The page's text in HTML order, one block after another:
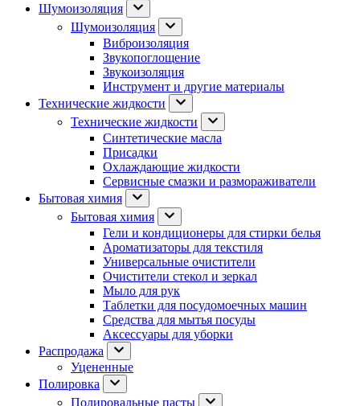
Шумоизоляция
Шумоизоляция
Виброизоляция
Звукопоглощение
Звукоизоляция
Инструмент и другие материалы
Технические жидкости
Технические жидкости
Синтетические масла
Присадки
Охлаждающие жидкости
Сервисные смазки и размораживатели
Бытовая химия
Бытовая химия
Гели и кондиционеры для стирки белья
Ароматизаторы для текстиля
Универсальные очистители
Очистители стекол и зеркал
Мыло для рук
Таблетки для посудомоечных машин
Средства для мытья посуды
Аксессуары для уборки
Распродажа
Уцененные
Полировка
Полировальные пасты